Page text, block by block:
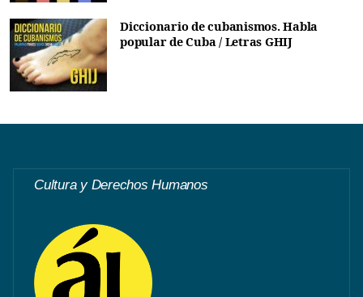
Diccionario de cubanismos. Habla
popular de Cuba / Letras GHIJ
Cultura y Derechos Humanos